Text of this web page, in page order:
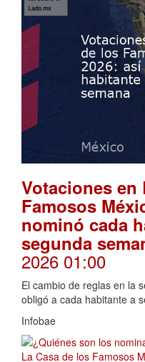
Votaciones en
Famosos
nominó cada
segunda
2026 01:00
El cambio de reglas en la
obligó a cada habitante a
Infobae